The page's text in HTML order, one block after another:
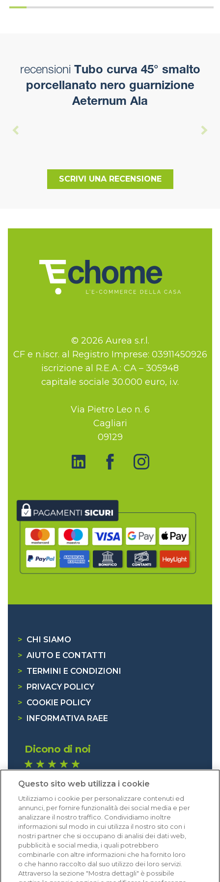
recensioni Tubo curva 45° smalto
porcellanato nero guarnizione
Aeternum Ala
SCRIVI UNA RECENSIONE
© 2026 Aurea s.r.l.
CF e n.iscr. al Registro Imprese: 03911450926
iscrizione al R.E.A.: CA – 305948
capitale sociale 30.000 euro, i.v.
Via Pietro Leo n. 6
Cagliari
09129
> CHI SIAMO
> AIUTO E CONTATTI
> TERMINI E CONDIZIONI
>
PRIVACY POLICY
> COOKIE POLICY
>
INFORMATIVA RAEE
Dicono di noi
Eccellente (4,8)
Acquisti verificati
Questo sito web utilizza i cookie
Utilizziamo i cookie per personalizzare contenuti ed
annunci, per fornire funzionalità dei social media e per
analizzare il nostro traffico. Condividiamo inoltre
informazioni sul modo in cui utilizza il nostro sito con i
nostri partner che si occupano di analisi dei dati web,
pubblicità e social media, i quali potrebbero
combinarle con altre informazioni che ha fornito loro
o che hanno raccolto dal suo utilizzo dei loro servizi.
Attraverso la sezione "Mostra dettagli" è possibile